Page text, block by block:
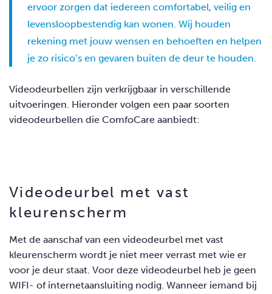
ervoor zorgen dat iedereen comfortabel, veilig en
levensloopbestendig kan wonen. Wij houden
rekening met jouw wensen en behoeften en helpen
je zo risico’s en gevaren buiten de deur te houden.
Videodeurbellen zijn verkrijgbaar in verschillende
uitvoeringen. Hieronder volgen een paar soorten
videodeurbellen die ComfoCare aanbiedt:
Videodeurbel met vast
kleurenscherm
Met de aanschaf van een videodeurbel met vast
kleurenscherm wordt je niet meer verrast met wie er
voor je deur staat. Voor deze videodeurbel heb je geen
WIFI- of internetaansluiting nodig. Wanneer iemand bij